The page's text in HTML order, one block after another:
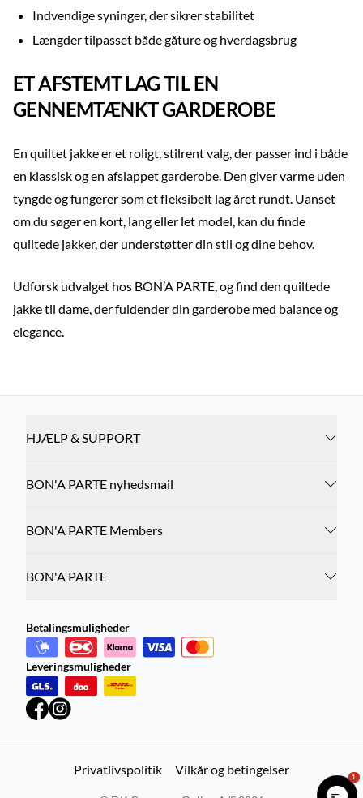
Indvendige syninger, der sikrer stabilitet
Længder tilpasset både gåture og hverdagsbrug
ET AFSTEMT LAG TIL EN
GENNEMTÆNKT GARDEROBE
En quiltet jakke er et roligt, stilrent valg, der passer ind i både
en klassisk og en afslappet garderobe. Den giver varme uden
tyngde og fungerer som et fleksibelt lag året rundt. Uanset
om du søger en kort, lang eller let model, kan du finde
quiltede jakker, der understøtter din stil og dine behov.
Udforsk udvalget hos BON’A PARTE, og find den quiltede
jakke til dame, der fuldender din garderobe med balance og
elegance.
HJÆLP & SUPPORT
BON'A PARTE nyhedsmail
BON'A PARTE Members
BON'A PARTE
Betalingsmuligheder
Leveringsmuligheder
Privatlivspolitik Vilkår og betingelser 1